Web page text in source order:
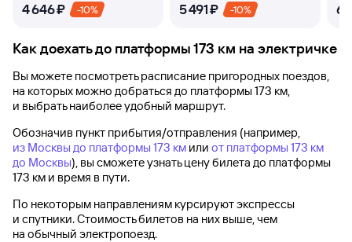
4 ⁠646 ⁠₽ -10% 5 ⁠491 ⁠₽ -10% 6
Как доехать до платформы 173 км на электричке
Вы можете посмотреть расписание пригородных поездов,
на которых можно добраться до платформы 173 км,
и выбрать наиболее удобный маршрут.
Обозначив пункт прибытия/отправления (например,
из Москвы до платформы 173 км или от платформы 173 км
до Москвы), вы сможете узнать цену билета до платформы
173 км и время в пути.
По некоторым направлениям курсируют экспрессы
и спутники. Стоимость билетов на них выше, чем
на обычный электропоезд.